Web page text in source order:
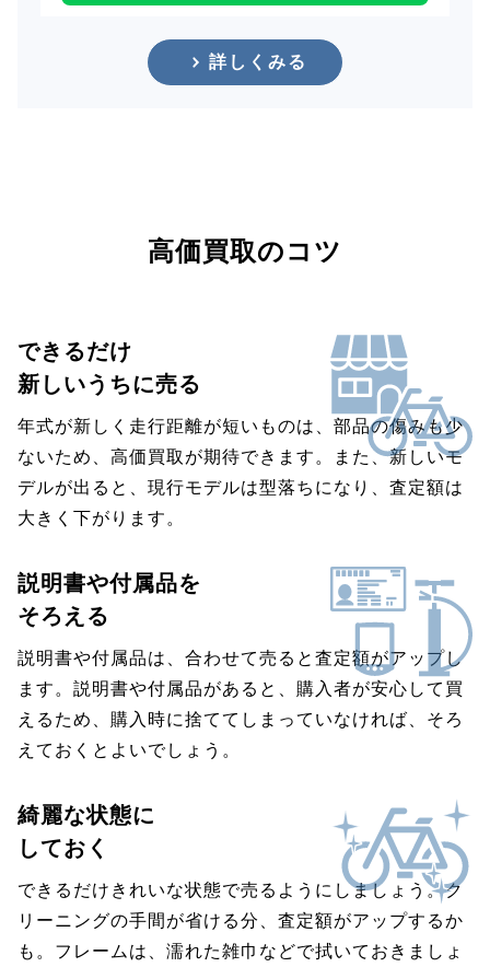
詳しくみる
高価買取のコツ
できるだけ
新しいうちに売る
年式が新しく走行距離が短いものは、部品の傷みも少
ないため、高価買取が期待できます。また、新しいモ
デルが出ると、現行モデルは型落ちになり、査定額は
大きく下がります。
説明書や付属品を
そろえる
説明書や付属品は、合わせて売ると査定額がアップし
ます。説明書や付属品があると、購入者が安心して買
えるため、購入時に捨ててしまっていなければ、そろ
えておくとよいでしょう。
綺麗な状態に
しておく
できるだけきれいな状態で売るようにしましょう。ク
リーニングの手間が省ける分、査定額がアップするか
も。フレームは、濡れた雑巾などで拭いておきましょ